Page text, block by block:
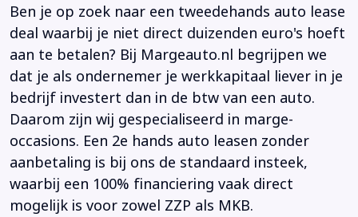
Ben je op zoek naar een tweedehands auto lease
deal waarbij je niet direct duizenden euro's hoeft
aan te betalen? Bij Margeauto.nl begrijpen we
dat je als ondernemer je werkkapitaal liever in je
bedrijf investert dan in de btw van een auto.
Daarom zijn wij gespecialiseerd in marge-
occasions. Een 2e hands auto leasen zonder
aanbetaling is bij ons de standaard insteek,
waarbij een 100% financiering vaak direct
mogelijk is voor zowel ZZP als MKB.